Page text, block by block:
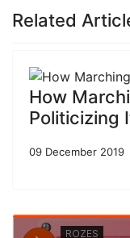
Related
How
Politicizing
09 December 2019